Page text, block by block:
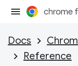
Docs
Reference